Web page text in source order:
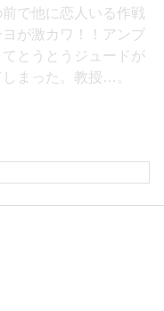
で他に恋人いる作戦
が激カワ！！アンブ
とうとうジュードが
まった。教授…。